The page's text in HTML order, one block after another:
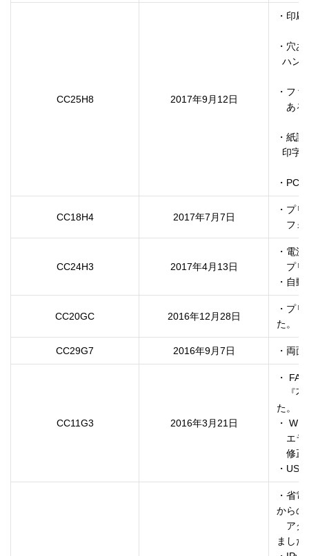
CC25H8 2017年9月12日
・印
・穴
  ハングアップを修正しました。
・フ
ある
・紙
CC18H4 2017年7月7日
・プ
フォ
CC24H3 2017年4月13日
・電
プリ
・自
CC20GC 2016年12月28日
・プ
た。
CC29G7 2016年9月7日 ・両
CC11G3 2016年3月21日
・
『不
た。
・
エラ
修正
・
・省
からの
アク
ました